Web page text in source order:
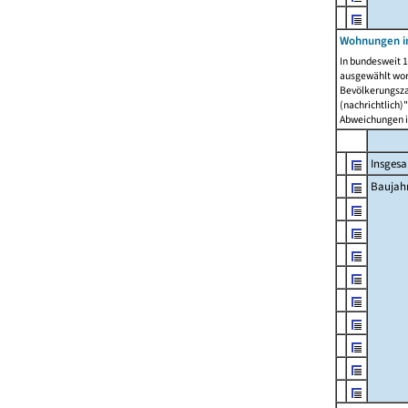
Wohnungen
In bundesweit
ausgewählt
Abweichungen